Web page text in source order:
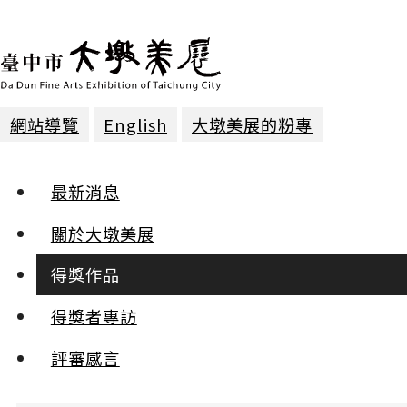
網站導覽 English 大墩美展的粉專
最新消息
關於大墩美展
得獎作品
得獎者專訪
評審感言
膠彩 | 第二名
失重之所 賴楚穎